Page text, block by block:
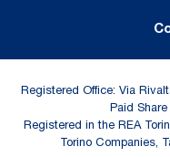
Registered Office: Via
Paid
Registered in the REA
Torino Companies,